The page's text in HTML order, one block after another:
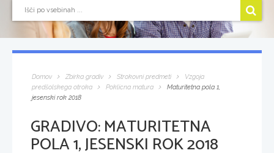
Domov Zbirka gradiv Strokovni predmeti
Vzgoja
predšolskega otroka
Poklicna matura
Maturitetna pola 1,
jesenski rok 2018
GRADIVO:MATURITETNA
POLA 1, JESENSKI ROK 2018